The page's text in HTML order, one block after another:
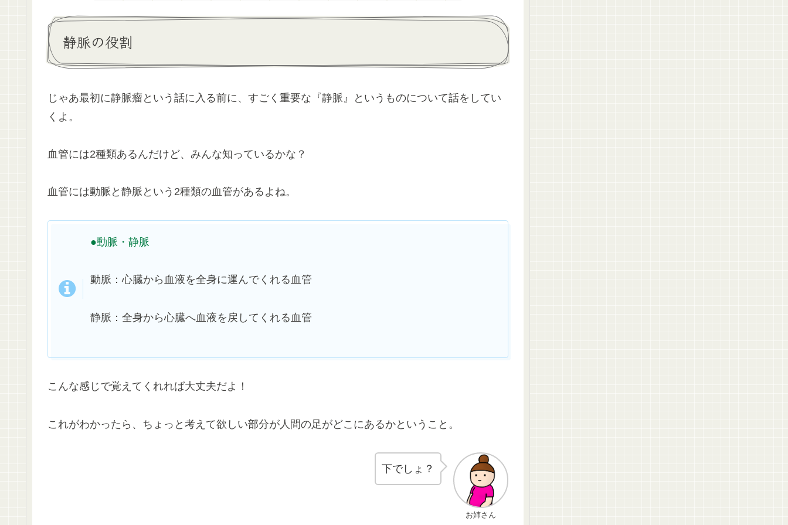
静脈の役割
じゃあ最初に静脈瘤という話に入る前に、すごく重要な『静脈』というものについて話をしてい
くよ。
血管には2種類あるんだけど、みんな知っているかな？
血管には動脈と静脈という2種類の血管があるよね。
●動脈・静脈
動脈：心臓から血液を全身に運んでくれる血管
静脈：全身から心臓へ血液を戻してくれる血管
こんな感じで覚えてくれれば大丈夫だよ！
これがわかったら、ちょっと考えて欲しい部分が人間の足がどこにあるかということ。
お姉さん
下でしょ？